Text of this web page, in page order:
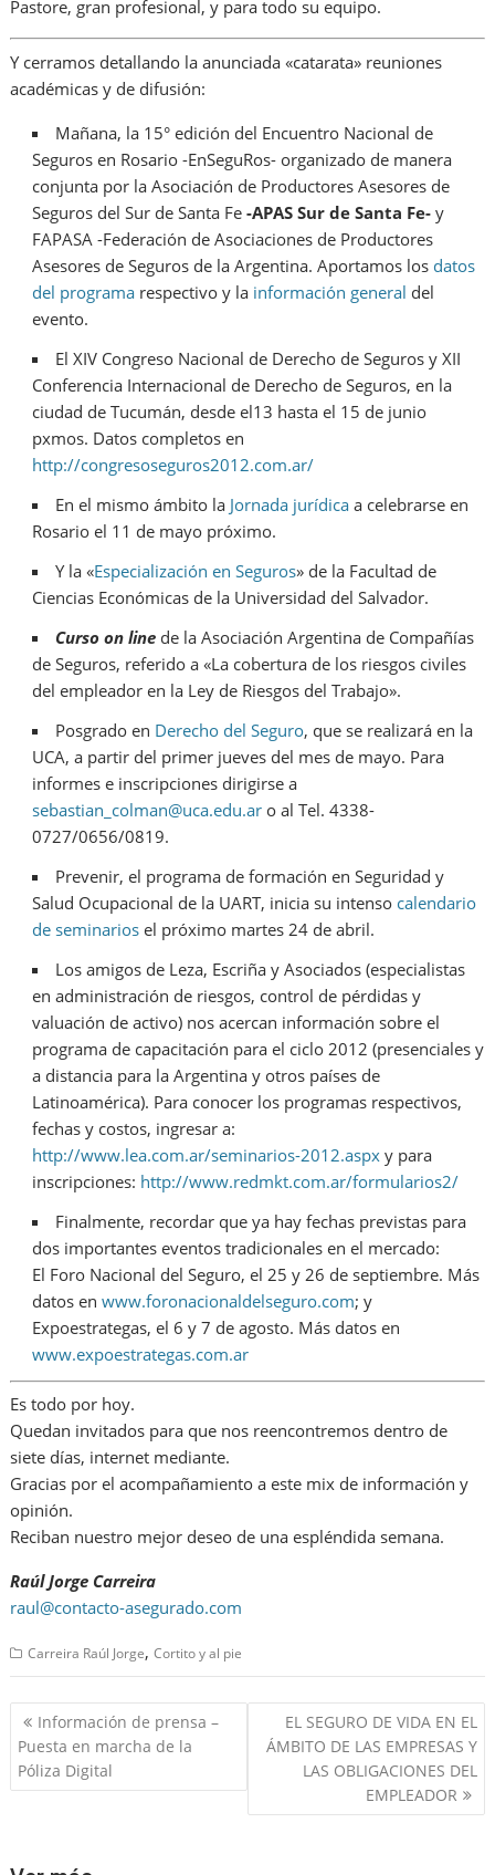
Pastore, gran profesional, y para todo su equipo.
Y cerramos detallando la anunciada «catarata» reuniones
académicas y de difusión:
Mañana, la 15° edición del Encuentro Nacional de
Seguros en Rosario -EnSeguRos- organizado de manera
conjunta por la Asociación de Productores Asesores de
Seguros del Sur de Santa Fe-APAS Sur de Santa Fe- y
FAPASA -Federación de Asociaciones de Productores
Asesores de Seguros de la Argentina. Aportamos los datos
del programa respectivo y la información general del
evento.
El XIV Congreso Nacional de Derecho de Seguros y XII
Conferencia Internacional de Derecho de Seguros, en la
ciudad de Tucumán, desde el13 hasta el 15 de junio
pxmos. Datos completos en
http://congresoseguros2012.com.ar/
En el mismo ámbito la Jornada jurídica a celebrarse en
Rosario el 11 de mayo próximo.
Y la «Especialización en Seguros» de la Facultad de
Ciencias Económicas de la Universidad del Salvador.
Curso on line de la Asociación Argentina de Compañías
de Seguros, referido a «La cobertura de los riesgos civiles
del empleador en la Ley de Riesgos del Trabajo».
Posgrado en Derecho del Seguro, que se realizará en la
UCA, a partir del primer jueves del mes de mayo. Para
informes e inscripciones dirigirse a
sebastian_colman@uca.edu.ar o al Tel. 4338-
0727/0656/0819.
Prevenir, el programa de formación en Seguridad y
Salud Ocupacional de la UART, inicia su intenso calendario
de seminarios el próximo martes 24 de abril.
Los amigos de Leza, Escriña y Asociados (especialistas
en administración de riesgos, control de pérdidas y
valuación de activo) nos acercan información sobre el
programa de capacitación para el ciclo 2012 (presenciales y
a distancia para la Argentina y otros países de
Latinoamérica). Para conocer los programas respectivos,
fechas y costos, ingresar a:
http://www.lea.com.ar/seminarios-2012.aspx y para
inscripciones: http://www.redmkt.com.ar/formularios2/
Finalmente, recordar que ya hay fechas previstas para
dos importantes eventos tradicionales en el mercado:
El Foro Nacional del Seguro, el 25 y 26 de septiembre. Más
datos enwww.foronacionaldelseguro.com; y
Expoestrategas, el 6 y 7 de agosto. Más datos en
www.expoestrategas.com.ar
Es todo por hoy.
Quedan invitados para que nos reencontremos dentro de
siete días, internet mediante.
Gracias por el acompañamiento a este mix de información y
opinión.
Reciban nuestro mejor deseo de una espléndida semana.
Raúl Jorge Carreira
raul@contacto-asegurado.com
Carreira Raúl Jorge,Cortito y al pie
Navegación
de
entradas
Información de prensa –
Puesta en marcha de la
Póliza Digital
EL SEGURO DE VIDA EN EL
ÁMBITO DE LAS EMPRESAS Y
LAS OBLIGACIONES DEL
EMPLEADOR